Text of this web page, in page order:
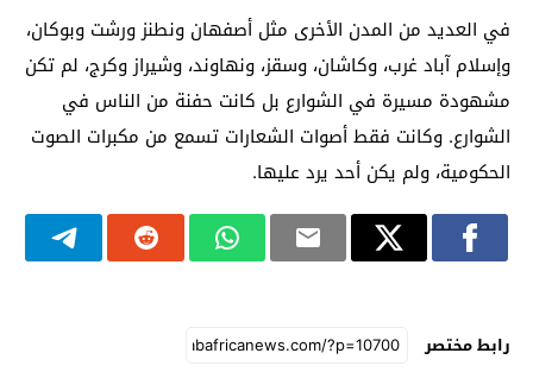
في العديد من المدن الأخرى مثل أصفهان ونطنز ورشت وبوكان،
وإسلام آباد غرب، وكاشان، وسقز، ونهاوند، وشيراز وكرج، لم تكن
مشهودة مسيرة في الشوارع بل كانت حفنة من الناس في
الشوارع. وكانت فقط أصوات الشعارات تسمع من مكبرات الصوت
الحكومية، ولم يكن أحد يرد عليها.
رابط مختصر